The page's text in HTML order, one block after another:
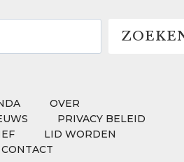
OVER
PRIVACY BELEID
LID WORDEN
CONTACT